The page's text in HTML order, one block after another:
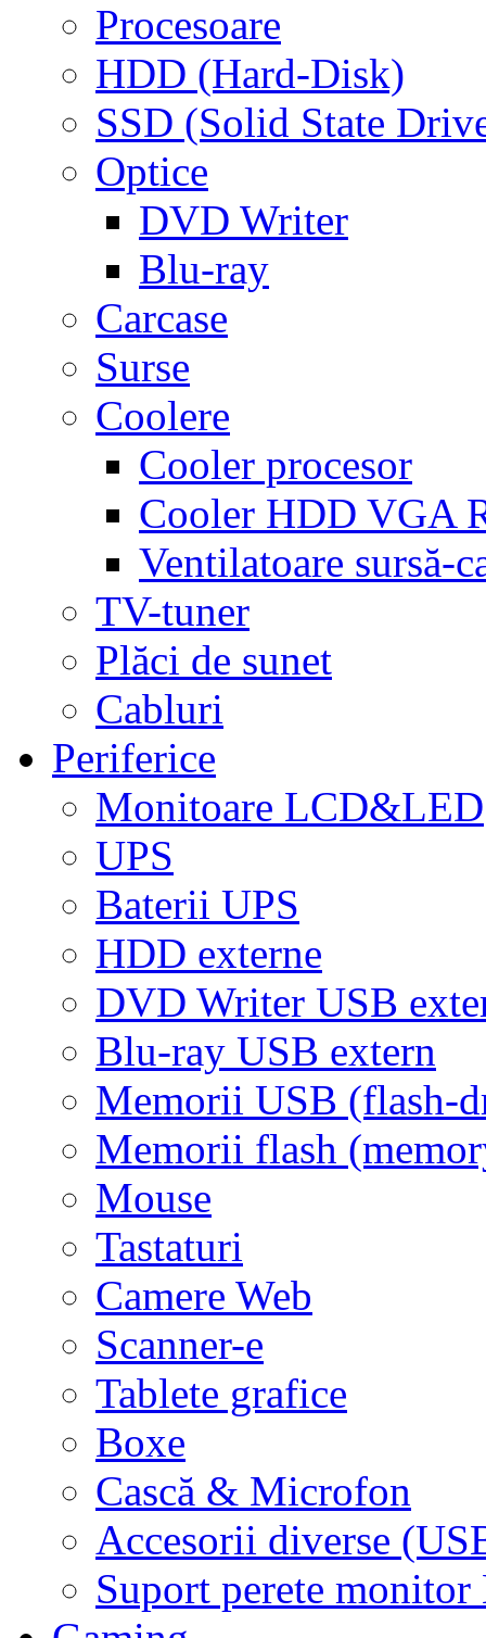
Procesoare
HDD (Hard-Disk)
SSD (Solid State
Optice
DVD Writer
Blu-ray
Carcase
Surse
Coolere
Cooler procesor
Cooler HDD VGA
Ventilatoare sursă-
TV-tuner
Plăci de sunet
Cabluri
Periferice
Monitoare LCD&LED
UPS
Baterii UPS
HDD externe
DVD Writer USB
Blu-ray USB extern
Memorii USB (flash-
Memorii flash
Mouse
Tastaturi
Camere Web
Scanner-e
Tablete grafice
Boxe
Cască & Microfon
Accesorii diverse
Suport perete